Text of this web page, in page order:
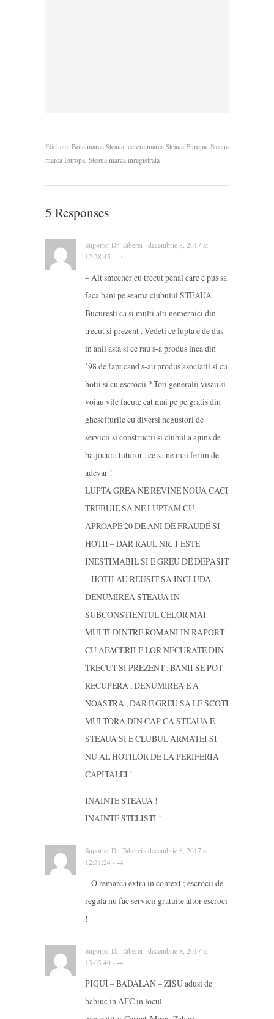
Etichete: Bota marca Steaua, cerere marca Steaua Europa, Steaua
marca Europa, Steaua marca inregistrata
5 Responses
Suporter Dr. Taberei · decembrie 8, 2017 at
12:28:45 · →
– Alt smecher cu trecut penal care e pus sa
faca bani pe seama clubului STEAUA
Bucuresti ca si multi alti nemernici din
trecut si prezent . Vedeti ce lupta e de dus
in anii asta si ce rau s-a produs inca din
’98 de fapt cand s-au produs asociatii si cu
hotii si cu escrocii ? Toti generalii visau si
voiau vile facute cat mai pe pe gratis din
ghesefturile cu diversi negustori de
servicii si constructii si clubul a ajuns de
batjocura tuturor , ce sa ne mai ferim de
adevar !
LUPTA GREA NE REVINE NOUA CACI
TREBUIE SA NE LUPTAM CU
APROAPE 20 DE ANI DE FRAUDE SI
HOTII – DAR RAUL NR. 1 ESTE
INESTIMABIL SI E GREU DE DEPASIT
– HOTII AU REUSIT SA INCLUDA
DENUMIREA STEAUA IN
SUBCONSTIENTUL CELOR MAI
MULTI DINTRE ROMANI IN RAPORT
CU AFACERILE LOR NECURATE DIN
TRECUT SI PREZENT . BANII SE POT
RECUPERA , DENUMIREA E A
NOASTRA , DAR E GREU SA LE SCOTI
MULTORA DIN CAP CA STEAUA E
STEAUA SI E CLUBUL ARMATEI SI
NU AL HOTILOR DE LA PERIFERIA
CAPITALEI !
INAINTE STEAUA !
INAINTE STELISTI !
Suporter Dr. Taberei · decembrie 8, 2017 at
12:31:24 · →
– O remarca extra in context ; escrocii de
regula nu fac servicii gratuite altor escroci
!
Suporter Dr. Taberei · decembrie 8, 2017 at
13:05:40 · →
PIGUI – BADALAN – ZISU adusi de
babiuc in AFC in locul